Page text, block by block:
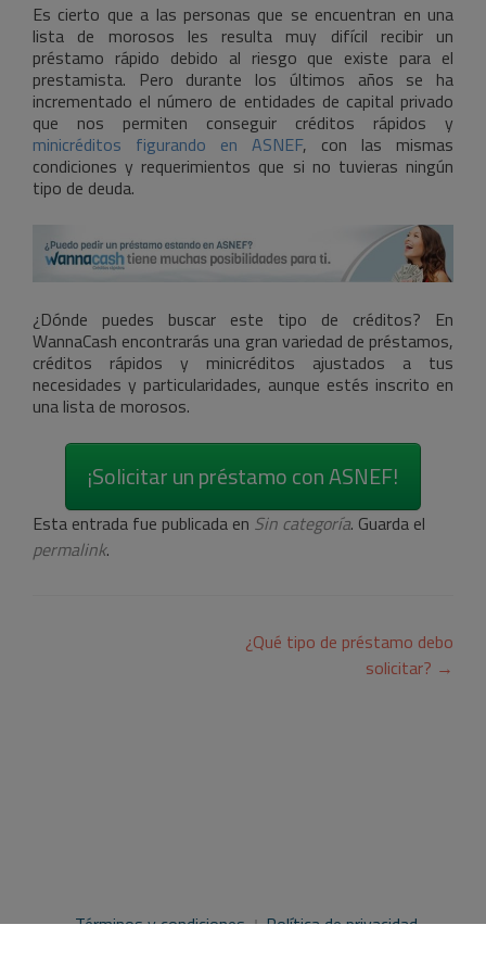
Es cierto que a las personas que se encuentran en una
lista de morosos les resulta muy difícil recibir un
préstamo rápido debido al riesgo que existe para el
prestamista. Pero durante los últimos años se ha
incrementado el número de entidades de capital privado
que nos permiten conseguir créditos rápidos y
minicréditos figurando en ASNEF, con las mismas
condiciones y requerimientos que si no tuvieras ningún
tipo de deuda.
¿Dónde puedes buscar este tipo de créditos? En
WannaCash encontrarás una gran variedad de préstamos,
créditos rápidos y minicréditos ajustados a tus
necesidades y particularidades, aunque estés inscrito en
una lista de morosos.
¡Solicitar un préstamo con ASNEF!
Esta entrada fue publicada en Sin categoría. Guarda el
permalink.
Navegación¿Qué tipo de préstamo debo
solicitar? →
Términos y condiciones Política de privacidad